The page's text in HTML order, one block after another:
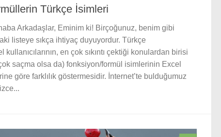
Türkçe İsimleri
Arkadaşlar, Eminim ki! Birçoğunuz, benim gibi
listeye sıkça ihtiyaç duyuyordur. Türkçe
kullanıcılarının, en çok sıkıntı çektiği konulardan birisi
saçma olsa da) fonksiyon/formül isimlerinin Excel
göre farklılık göstermesidir. İnternet’te bulduğumuz